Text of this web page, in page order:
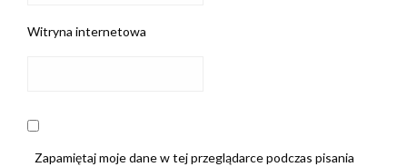
Witryna internetowa
Zapamiętaj moje dane w tej przeglądarce podczas pisania